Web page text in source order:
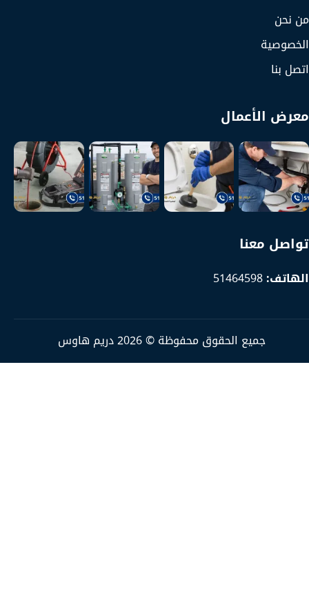
من نحن
الخصوصية
اتصل بنا
معرض الأعمال
تواصل معنا
الهاتف:51464598
جميع الحقوق محفوظة © 2026 دريم هاوس